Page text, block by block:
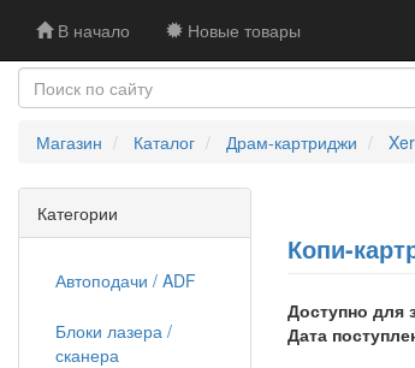
В начало Новые товары
Магазин Каталог Драм-картриджи
Копи-
Доступно для
Дата
Категории
Автоподачи / ADF
Блоки лазера /
сканера